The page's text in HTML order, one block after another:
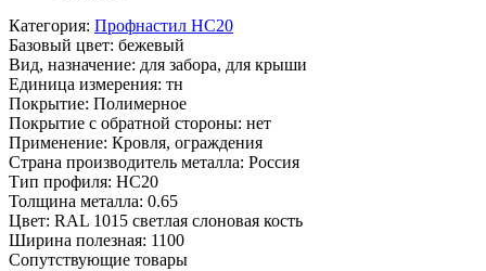
Категория: Профнастил НС20
Базовый цвет: бежевый
Вид, назначение: для забора, для крыши
Единица измерения: тн
Покрытие: Полимерное
Покрытие с обратной стороны: нет
Применение: Кровля, ограждения
Страна производитель металла: Россия
Тип профиля: НС20
Толщина металла: 0.65
Цвет: RAL 1015 светлая слоновая кость
Ширина полезная: 1100
Сопутствующие товары